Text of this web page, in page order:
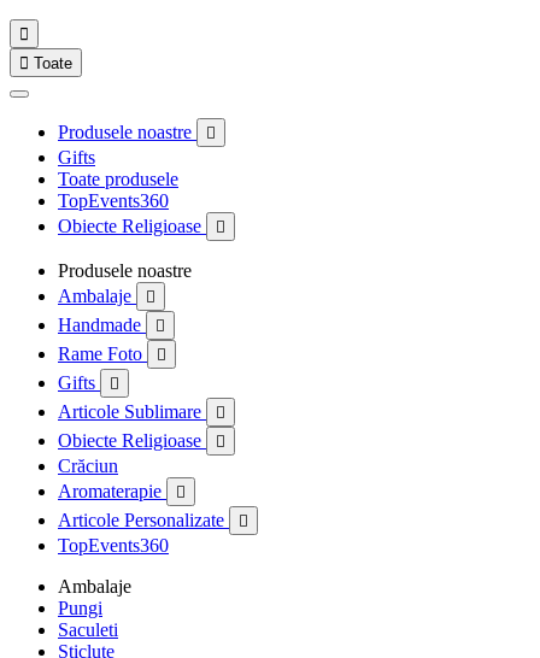

 Toate
Produsele noastre 
Gifts
Toate produsele
TopEvents360
Obiecte Religioase

Produsele noastre
Ambalaje

Handmade 
Rame Foto 
Gifts 
Articole Sublimare 
Obiecte Religioase 
Crăciun
Aromaterapie

Articole Personalizate 
TopEvents360
Ambalaje
Pungi
Saculeti
Sticlute